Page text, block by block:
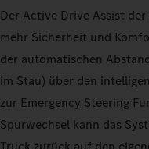
Der Active Drive Assist
mehr Sicherheit und
der automatischen
im Stau) über den
zur Emergency Steering
Spurwechsel kann das